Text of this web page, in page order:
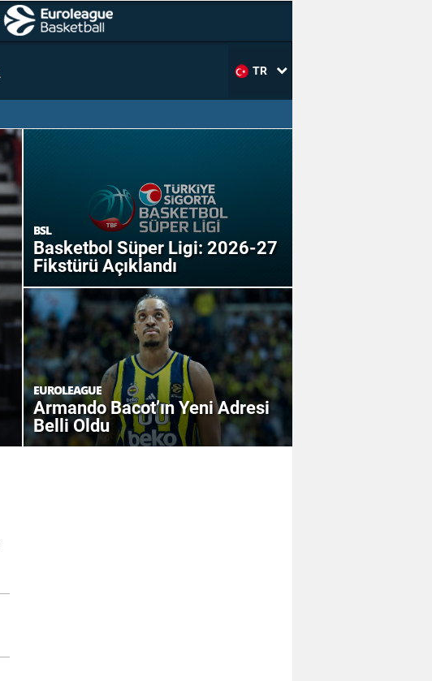
TR
BSL
Basketbol Süper Ligi: 2026-27
Fikstürü Açıklandı
EUROLEAGUE
Armando Bacot’ın Yeni Adresi
Belli Oldu